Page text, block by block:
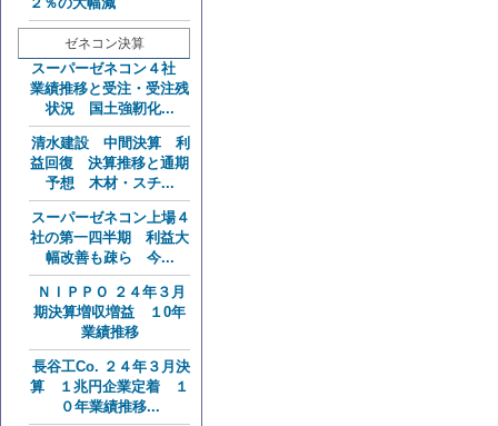
ゼネコン決算
スーパーゼネコン４社
業績推移と受注・受注残
状況 国土強靭化...
清水建設 中間決算 利
益回復 決算推移と通期
予想 木材・スチ...
スーパーゼネコン上場４
社の第一四半期 利益大
幅改善も疎ら 今...
ＮＩＰＰＯ ２４年３月
期決算増収増益 １0年
業績推移
長谷工Co. ２４年３月決
算 １兆円企業定着 １
０年業績推移...